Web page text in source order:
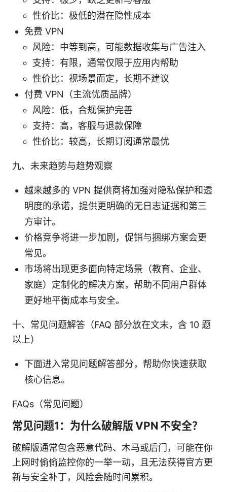
性价比：极低的潜在隐性成本
免费 VPN
风险：中等到高，可能数据收集与广告注入
支持：有限，通常仅限于应用内帮助
性价比：视场景而定，长期不建议
付费 VPN（主流优质品牌）
风险：低，合规保护完善
支持：高，客服与退款保障
性价比：较高，长期订阅通常最优
九、未来趋势与趋势观察
越来越多的 VPN 提供商将加强对隐私保护和透
明度的承诺，提供更明确的无日志证据和第三
方审计。
价格竞争将进一步加剧，促销与捆绑方案会更
常见。
市场将出现更多面向特定场景（教育、企业、
家庭）定制化的解决方案，帮助不同用户群体
更好地平衡成本与安全。
十、常见问题解答（FAQ 部分放在文末，含 10 题
以上）
下面进入常见问题解答部分，帮助你快速获取
核心信息。
FAQs（常见问题）
常见问题1：为什么破解版 VPN 不安全？
破解版通常包含恶意代码、木马或后门，可能在你
上网时偷偷监控你的一举一动，且无法获得官方更
新与安全补丁，风险会随时间累积。